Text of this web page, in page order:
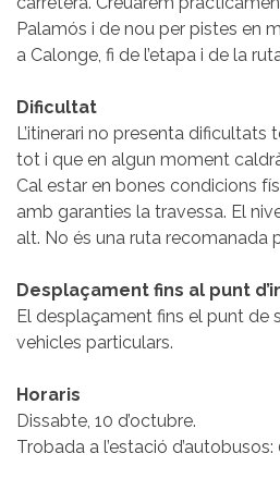
Palamós i de nou per pistes en
a Calonge, fi de l’etapa i de la
Dificultat
L’itinerari no presenta dificultats
tot i que en algun moment
Cal estar en bones condicions
amb garanties la travessa. El
alt. No és una ruta recomanada
Desplaçament fins al punt
El desplaçament fins el punt de
vehicles particulars.
Horaris
Dissabte, 10 d’octubre.
Trobada a l’estació d’autobusos: